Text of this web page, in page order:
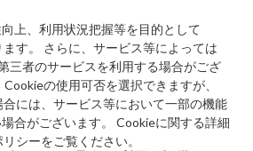
上、利用状況把握等を目的として
す。 さらに、サービス等によっては
三者のサービスを利用する場合がござ
の使用可否を選択できますが、
には、サービス等において一部の機能
合がございます。 Cookieに関する詳細
シーをご覧ください。